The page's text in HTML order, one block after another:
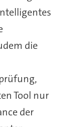
die
Tool nur
der